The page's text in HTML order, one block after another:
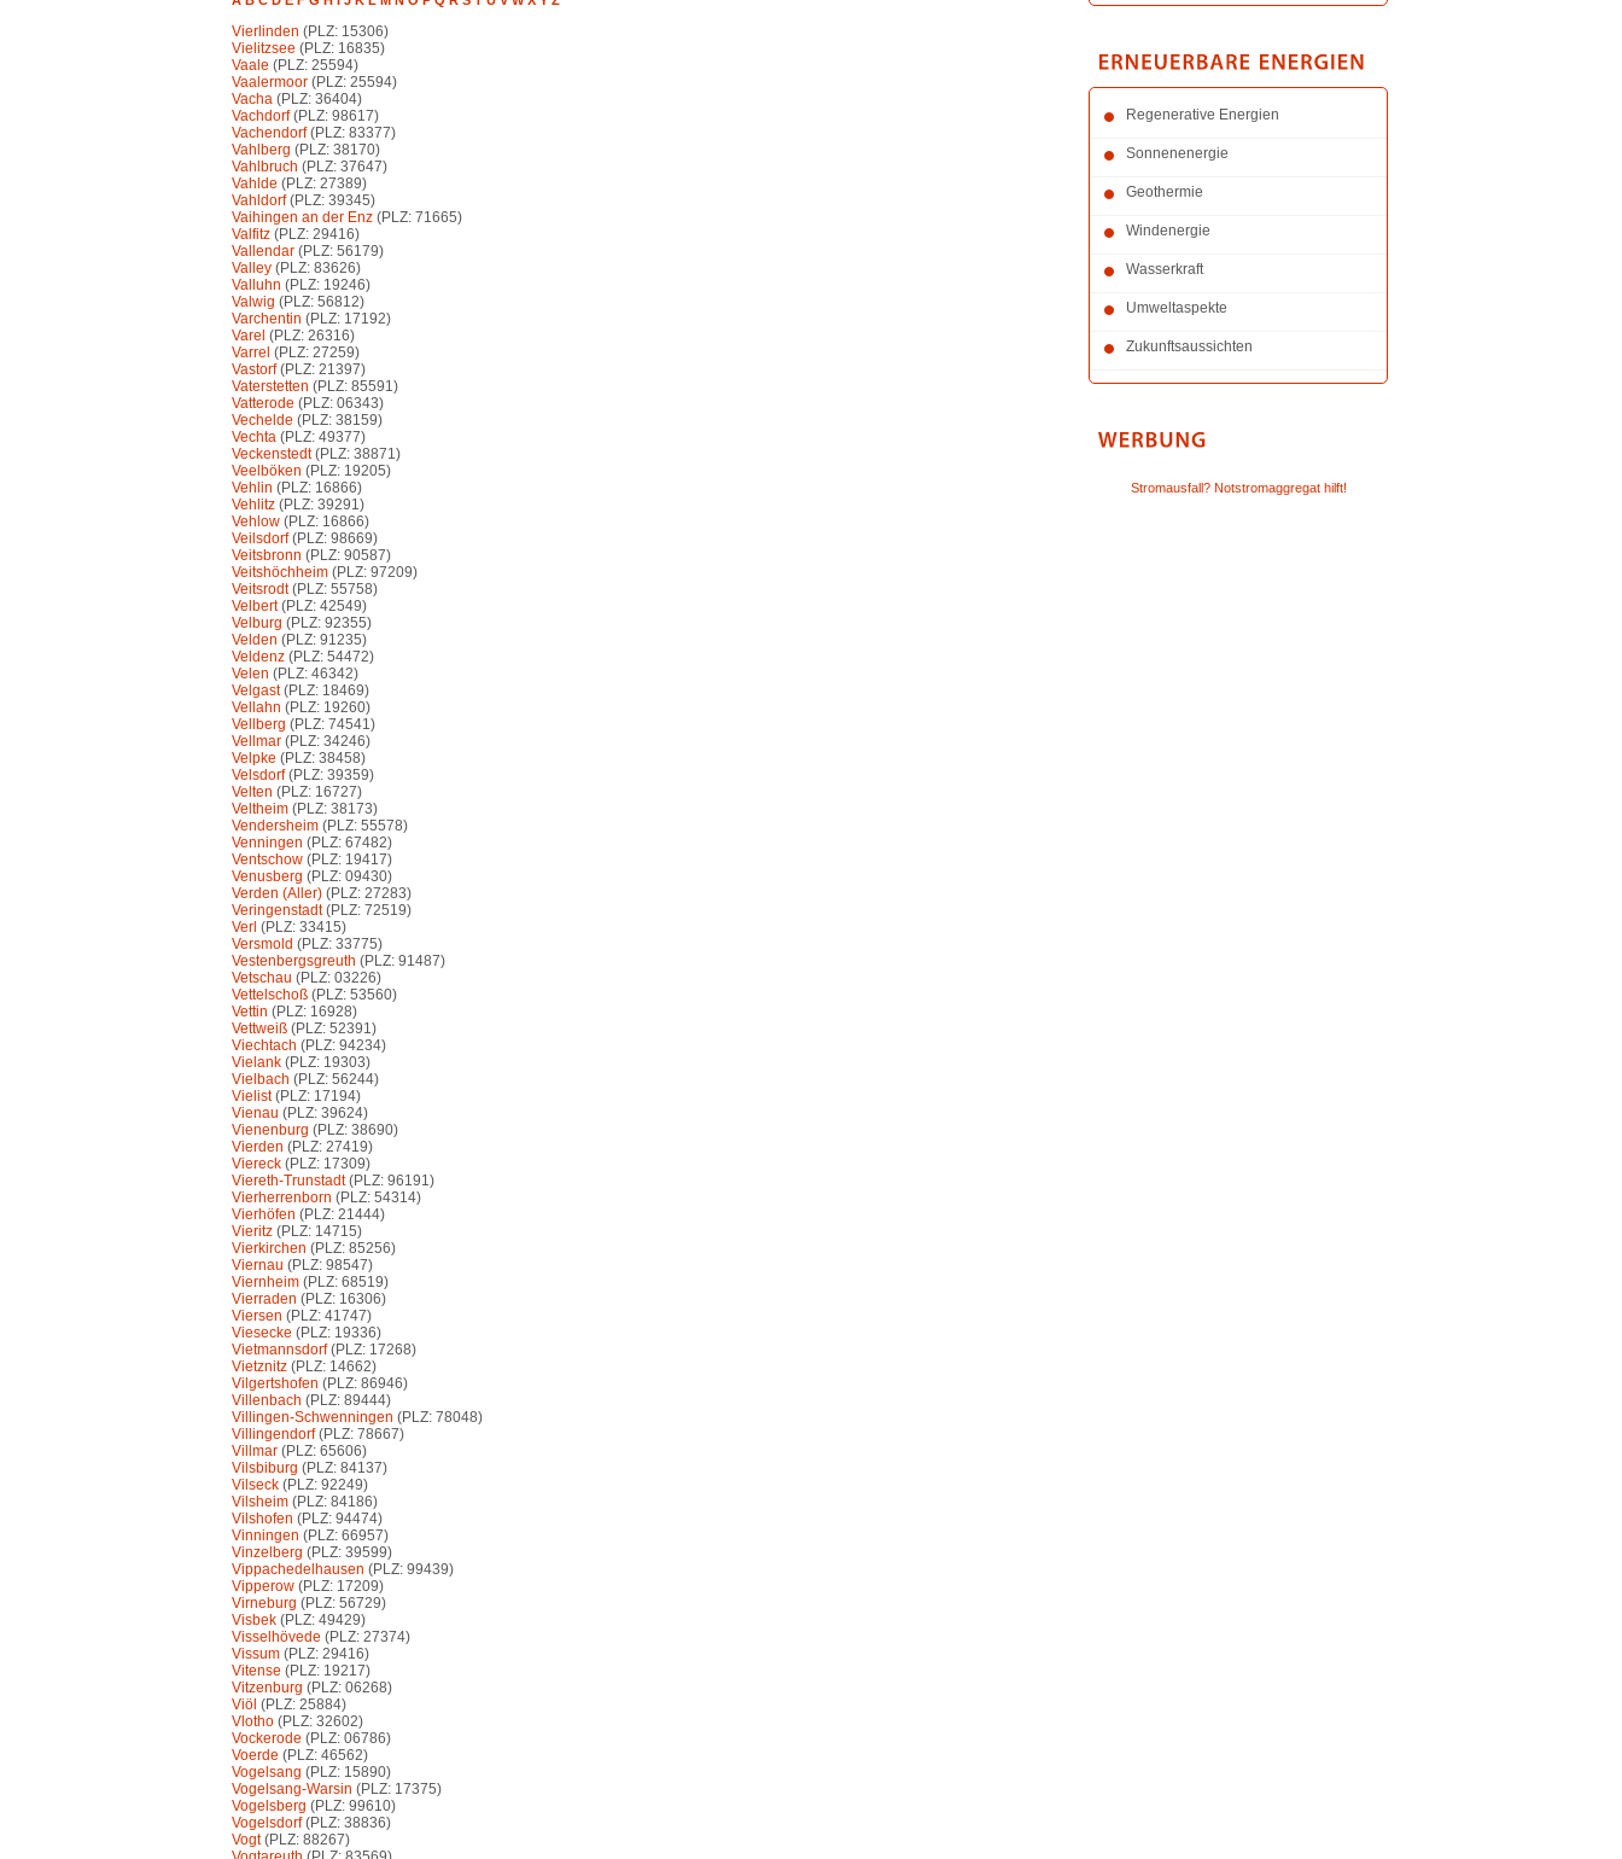
Vierlinden (PLZ: 15306)
Vielitzsee (PLZ: 16835)
Vaale (PLZ: 25594)
Vaalermoor (PLZ: 25594)
Vacha (PLZ: 36404)
Vachdorf(PLZ: 98617)
Vachendorf(PLZ: 83377)
Vahlberg (PLZ: 38170)
Vahlbruch (PLZ: 37647)
Vahlde (PLZ: 27389)
Vahldorf(PLZ: 39345)
Vaihingen an der Enz (PLZ: 71665)
Valfitz (PLZ: 29416)
Vallendar (PLZ: 56179)
Valley (PLZ: 83626)
Valluhn (PLZ: 19246)
Valwig (PLZ: 56812)
Varchentin (PLZ: 17192)
Varel (PLZ: 26316)
Varrel (PLZ: 27259)
Vastorf(PLZ: 21397)
Vaterstetten (PLZ: 85591)
Vatterode (PLZ: 06343)
Vechelde (PLZ: 38159)
Vechta (PLZ: 49377)
Veckenstedt(PLZ: 38871)
Veelböken (PLZ: 19205)
Vehlin (PLZ: 16866)
Vehlitz (PLZ: 39291)
Vehlow (PLZ: 16866)
Veilsdorf(PLZ: 98669)
Veitsbronn (PLZ: 90587)
Veitshöchheim (PLZ: 97209)
Veitsrodt(PLZ: 55758)
Velbert(PLZ: 42549)
Velburg (PLZ: 92355)
Velden (PLZ: 91235)
Veldenz (PLZ: 54472)
Velen (PLZ: 46342)
Velgast(PLZ: 18469)
Vellahn (PLZ: 19260)
Vellberg (PLZ: 74541)
Vellmar (PLZ: 34246)
Velpke (PLZ: 38458)
Velsdorf(PLZ: 39359)
Velten (PLZ: 16727)
Veltheim (PLZ: 38173)
Vendersheim (PLZ: 55578)
Venningen (PLZ: 67482)
Ventschow (PLZ: 19417)
Venusberg (PLZ: 09430)
Verden (Aller) (PLZ: 27283)
Veringenstadt(PLZ: 72519)
Verl (PLZ: 33415)
Versmold (PLZ: 33775)
Vestenbergsgreuth (PLZ: 91487)
Vetschau (PLZ: 03226)
Vettelschoß (PLZ: 53560)
Vettin (PLZ: 16928)
Vettweiß (PLZ: 52391)
Viechtach (PLZ: 94234)
Vielank (PLZ: 19303)
Vielbach (PLZ: 56244)
Vielist(PLZ: 17194)
Vienau (PLZ: 39624)
Vienenburg (PLZ: 38690)
Vierden (PLZ: 27419)
Viereck (PLZ: 17309)
Viereth-Trunstadt(PLZ: 96191)
Vierherrenborn (PLZ: 54314)
Vierhöfen (PLZ: 21444)
Vieritz (PLZ: 14715)
Vierkirchen (PLZ: 85256)
Viernau (PLZ: 98547)
Viernheim (PLZ: 68519)
Vierraden (PLZ: 16306)
Viersen (PLZ: 41747)
Viesecke (PLZ: 19336)
Vietmannsdorf(PLZ: 17268)
Vietznitz (PLZ: 14662)
Vilgertshofen (PLZ: 86946)
Villenbach (PLZ: 89444)
Villingen-Schwenningen (PLZ: 78048)
Villingendorf(PLZ: 78667)
Villmar (PLZ: 65606)
Vilsbiburg (PLZ: 84137)
Vilseck (PLZ: 92249)
Vilsheim (PLZ: 84186)
Vilshofen (PLZ: 94474)
Vinningen (PLZ: 66957)
Vinzelberg (PLZ: 39599)
Vippachedelhausen (PLZ: 99439)
Vipperow (PLZ: 17209)
Virneburg (PLZ: 56729)
Visbek (PLZ: 49429)
Visselhövede (PLZ: 27374)
Vissum (PLZ: 29416)
Vitense (PLZ: 19217)
Vitzenburg (PLZ: 06268)
Viöl (PLZ: 25884)
Vlotho (PLZ: 32602)
Vockerode (PLZ: 06786)
Voerde (PLZ: 46562)
Vogelsang (PLZ: 15890)
Vogelsang-Warsin (PLZ: 17375)
Vogelsberg (PLZ: 99610)
Vogelsdorf(PLZ: 38836)
Vogt(PLZ: 88267)
Regenerative Energien
Sonnenenergie
Geothermie
Windenergie
Wasserkraft
Umweltaspekte
Zukunftsaussichten
Stromausfall? Notstromaggregat hilft!